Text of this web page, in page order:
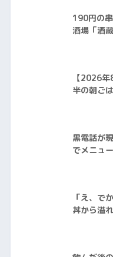
190円の
酒場「酒
【2026
半の朝ご
黒電話が
でメニュ
「え、で
丼から溢